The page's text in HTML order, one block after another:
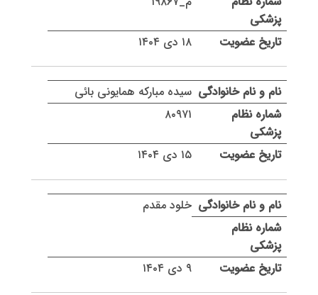
۱۸ دی ۱۴۰۴
سیده مبارکه همایونی بائی
۸۰۹۷۱
۱۵ دی ۱۴۰۴
خلود مقدم
۹ دی ۱۴۰۴